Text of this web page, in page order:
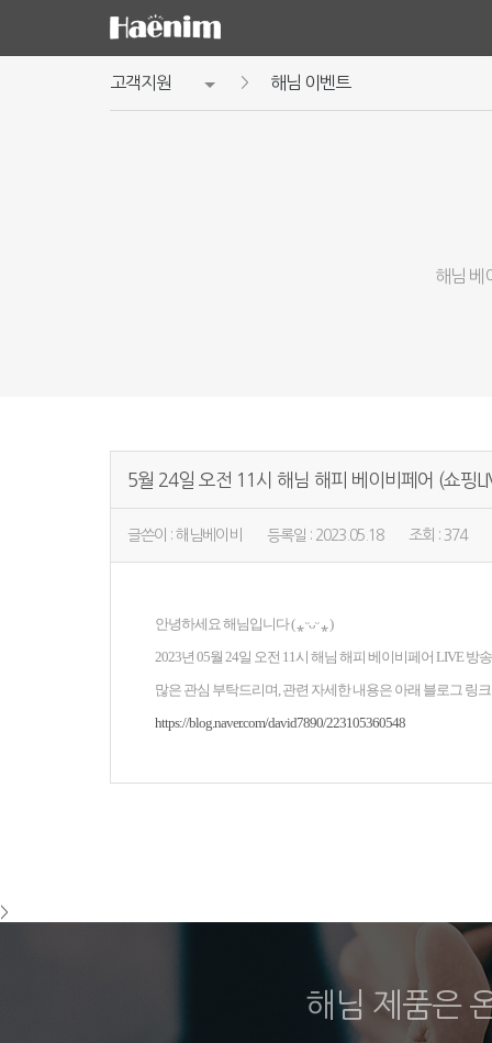
고객지원 해님 이벤트
해님 베
5월 24일 오전 11시 해님 해피 베이비페어 (쇼핑
글쓴이 : 해님베이비 등록일 : 2023.05.18 조회 : 374
안녕하세요 해님입니다 ( ⁎ ᵕᴗᵕ ⁎ )
2023년 05월 24일 오전 11시 해님 해피 베이비페어 LIVE 방
많은 관심 부탁드리며, 관련 자세한 내용은 아래 블로그 링
https://blog.naver.com/david7890/223105360548
>
해님 제품은